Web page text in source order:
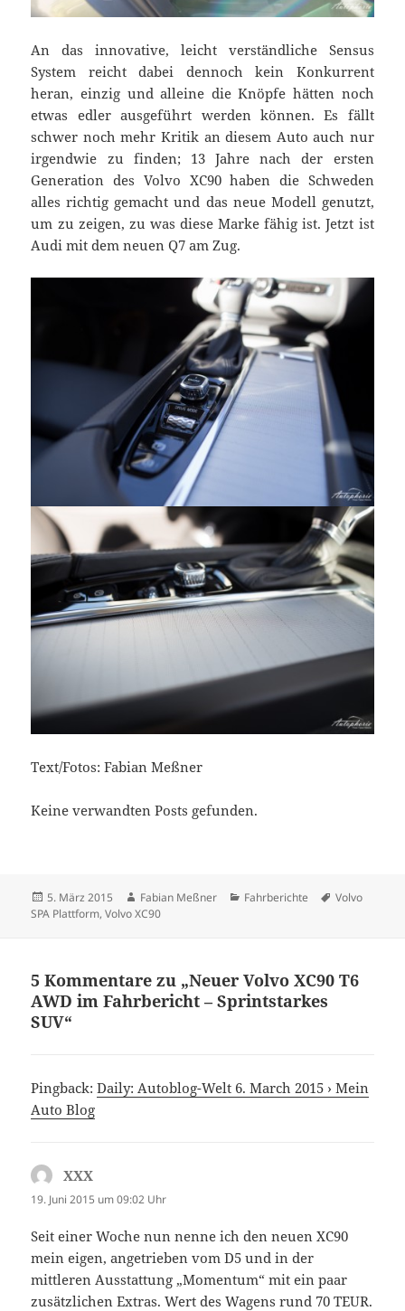
An das innovative, leicht verständliche Sensus
System reicht dabei dennoch kein Konkurrent
heran, einzig und alleine die Knöpfe hätten noch
etwas edler ausgeführt werden können. Es fällt
schwer noch mehr Kritik an diesem Auto auch nur
irgendwie zu finden; 13 Jahre nach der ersten
Generation des Volvo XC90 haben die Schweden
alles richtig gemacht und das neue Modell genutzt,
um zu zeigen, zu was diese Marke fähig ist. Jetzt ist
Audi mit dem neuen Q7 am Zug.
Text/Fotos: Fabian Meßner
Keine verwandten Posts gefunden.
Veröffentlicht
am
5. März 2015 Autor
Fabian Meßner Kategorien
Fahrberichte Schlagwörter
Volvo
SPA Plattform,Volvo XC90
5 Kommentare zu „Neuer Volvo XC90 T6
AWD im Fahrbericht – Sprintstarkes
SUV“
Pingback:Daily: Autoblog-Welt 6. March 2015 › Mein
Auto Blog
XXX
19. Juni 2015 um 09:02 Uhr
Seit einer Woche nun nenne ich den neuen XC90
mein eigen, angetrieben vom D5 und in der
mittleren Ausstattung „Momentum“ mit ein paar
zusätzlichen Extras. Wert des Wagens rund 70 TEUR.